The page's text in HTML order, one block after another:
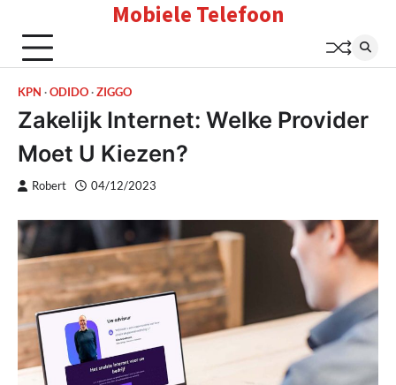
content
Mobiele Telefoon
KPN ODIDO ZIGGO
Zakelijk Internet: Welke Provider
Moet U Kiezen?
Robert 04/12/2023